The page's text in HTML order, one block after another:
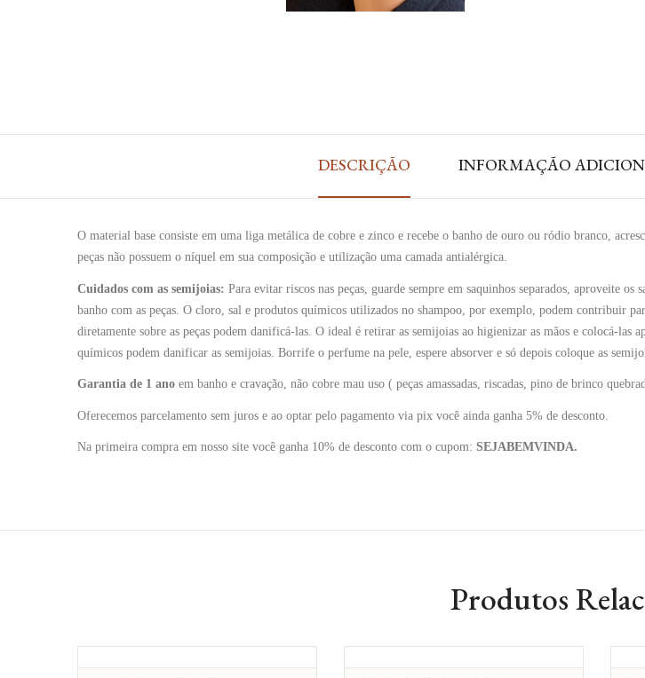
DESCRIÇÃO INFORMAÇÃO
O material base consiste em uma liga metálica de cobre e zinco e recebe o banho de ouro ou ródio branco,
peças não possuem o níquel em sua composição e utilização uma camada antialérgica.
Cuidados com as semijoias: Para evitar riscos nas peças, guarde sempre em saquinhos separados, aproveite
banho com as peças. O cloro, sal e produtos químicos utilizados no shampoo, por exemplo, podem contribuir
diretamente sobre as peças podem danificá-las. O ideal é retirar as semijoias ao higienizar as mãos e colocá-las
químicos podem danificar as semijoias. Borrife o perfume na pele, espere absorver e só depois coloque as
Garantia de 1 ano em banho e cravação, não cobre mau uso ( peças amassadas, riscadas, pino de brinco
Oferecemos parcelamento sem juros e ao optar pelo pagamento via pix você ainda ganha 5% de desconto.
Na primeira compra em nosso site você ganha 10% de desconto com o cupom: SEJABEMVINDA.
Produtos